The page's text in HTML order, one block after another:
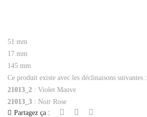
51 mm
17 mm
145 mm
Ce produit existe avec les déclinaisons suivantes :
21013_2 : Violet Mauve
21013_3 : Noir Rose
Partagez ça :